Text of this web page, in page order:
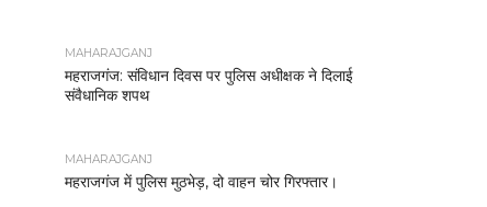
MAHARAJGANJ
महराजगंज: संविधान दिवस पर पुलिस अधीक्षक ने दिलाई
संवैधानिक शपथ
MAHARAJGANJ
महराजगंज में पुलिस मुठभेड़, दो वाहन चोर गिरफ्तार।